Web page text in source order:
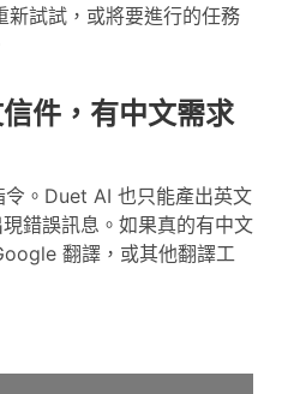
試試，或將要進行的任務
件，有中文需求
。Duet AI 也只能產出英文
錯誤訊息。如果真的有中文
翻譯，或其他翻譯工